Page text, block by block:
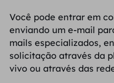
Raspagem e
Ver
Verificador de
Lista de proxy
Guia do usuário
INTEGRAÇÕES
English
Việt Nam
Residencial $0/GB
Conecte-se
Você pode entrar em
enviando um e-mail
mails especializados,
solicitação através da
vivo ou através das